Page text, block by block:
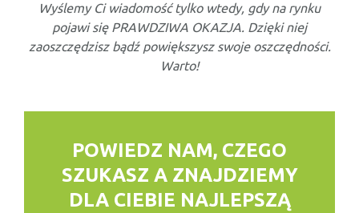
Wyślemy Ci wiadomość tylko wtedy, gdy na rynku
pojawi się PRAWDZIWA OKAZJA. Dzięki niej
zaoszczędzisz bądź powiększysz swoje oszczędności.
Warto!
POWIEDZ NAM, CZEGO
SZUKASZ A ZNAJDZIEMY
DLA CIEBIE NAJLEPSZĄ